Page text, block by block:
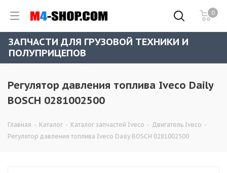
0
ЗАПЧАСТИ ДЛЯ ГРУЗОВОЙ ТЕХНИКИ И
ПОЛУПРИЦЕПОВ
Регулятор давления топлива Iveco Daily
BOSCH 0281002500
Главная - Каталог - Каталог запчастей Iveco - Двигатель Iveco -
Регулятор давления топлива Iveco Daily BOSCH 0281002500